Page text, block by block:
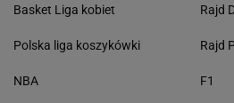
Basket Liga kobiet
Polska liga koszykówki
NBA
Rajd
Rajd
F1